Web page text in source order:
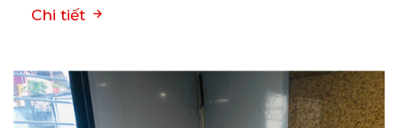
Chi tiết